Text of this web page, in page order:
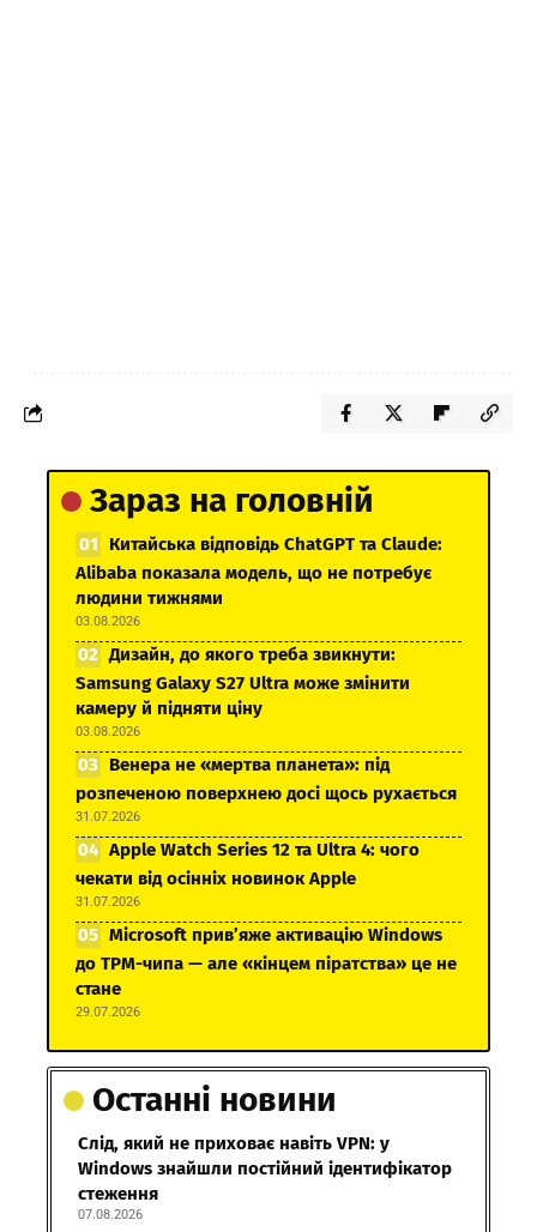
Зараз на головній
Китайська відповідь ChatGPT та Claude:
Alibaba показала модель, що не потребує
людини тижнями
03.08.2026
Дизайн, до якого треба звикнути:
Samsung Galaxy S27 Ultra може змінити
камеру й підняти ціну
03.08.2026
Венера не «мертва планета»: під
розпеченою поверхнею досі щось рухається
31.07.2026
Apple Watch Series 12 та Ultra 4: чого
чекати від осінніх новинок Apple
31.07.2026
Microsoft прив’яже активацію Windows
до TPM-чипа — але «кінцем піратства» це не
стане
29.07.2026
Останні новини
Слід, який не приховає навіть VPN: у
Windows знайшли постійний ідентифікатор
стеження
07.08.2026